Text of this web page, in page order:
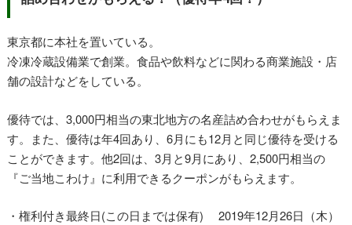
東京都に本社を置いている。
冷凍冷蔵設備業で創業。食品や飲料などに関わる商業施設・店
舗の設計などをしている。
優待では、3,000円相当の東北地方の名産詰め合わせがもらえま
す。また、優待は年4回あり、6月にも12月と同じ優待を受ける
ことができます。他2回は、3月と9月にあり、2,500円相当の
『ご当地こわけ』に利用できるクーポンがもらえます。
・権利付き最終日(この日までは保有) 2019年12月26日（木）